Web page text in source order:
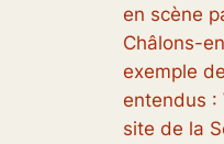
en scène
Châlons-
exemple
entendus :
site de la